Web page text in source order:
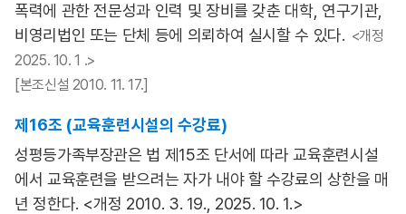
폭력에 관한 전문성과 인력 및 장비를 갖춘 대학, 연구기관,
비영리법인 또는 단체 등에 의뢰하여 실시할 수 있다. <개정
2025. 10. 1 .>
[본조신설 2010. 11. 17.]
제16조 (교육훈련시설의 수강료)
성평등가족부장관은 법 제15조 단서에 따라 교육훈련시설
에서 교육훈련을 받으려는 자가 내야 할 수강료의 상한을 매
년 정한다. <개정 2010. 3. 19., 2025. 10. 1.>